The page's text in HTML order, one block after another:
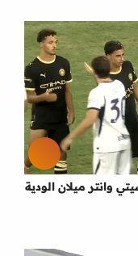
وانتر ميلان الودية